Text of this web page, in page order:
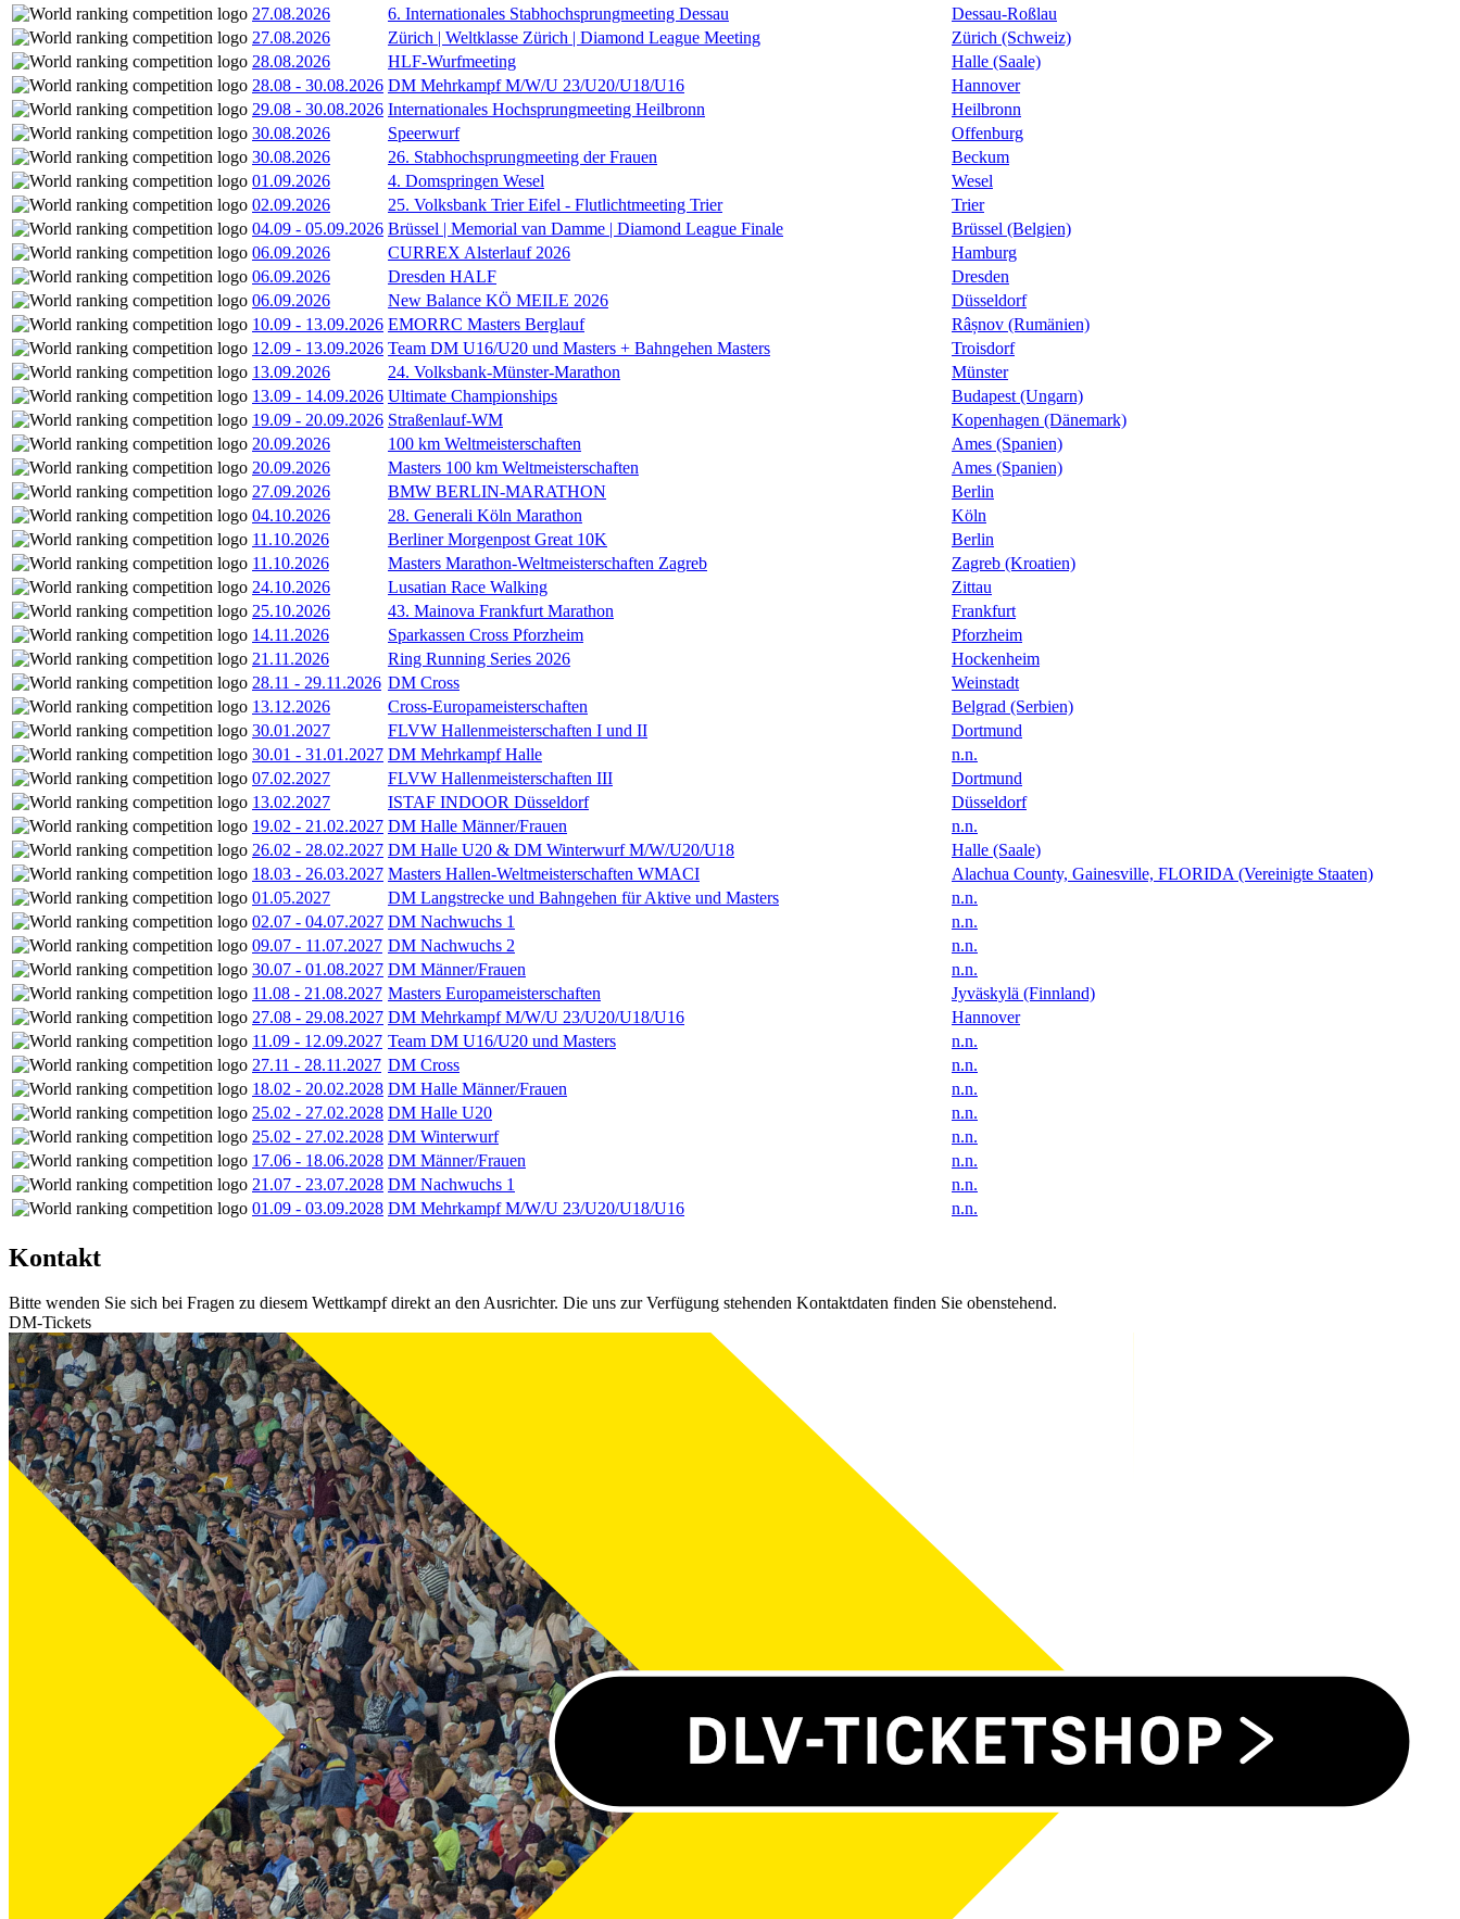
27.08.2026
6. Internationales Stabhochsprungmeeting Dessau
Dessau-Roßlau
27.08.2026
Zürich | Weltklasse Zürich | Diamond League Meeting
Zürich (Schweiz)
28.08.2026
HLF-Wurfmeeting
Halle (Saale)
28.08 - 30.08.2026 DM Mehrkampf M/W/U 23/U20/U18/U16
Hannover
29.08 - 30.08.2026 Internationales Hochsprungmeeting Heilbronn
Heilbronn
30.08.2026
Speerwurf
Offenburg
30.08.2026
26. Stabhochsprungmeeting der Frauen
Beckum
01.09.2026
4. Domspringen Wesel
Wesel
02.09.2026
25. Volksbank Trier Eifel - Flutlichtmeeting Trier
Trier
04.09 - 05.09.2026 Brüssel | Memorial van Damme | Diamond League Finale
Brüssel (Belgien)
06.09.2026
CURREX Alsterlauf 2026
Hamburg
06.09.2026
Dresden HALF
Dresden
06.09.2026
New Balance KÖ MEILE 2026
Düsseldorf
10.09 - 13.09.2026 EMORRC Masters Berglauf
Râșnov (Rumänien)
12.09 - 13.09.2026 Team DM U16/U20 und Masters + Bahngehen Masters
Troisdorf
13.09.2026
24. Volksbank-Münster-Marathon
Münster
13.09 - 14.09.2026 Ultimate Championships
Budapest (Ungarn)
19.09 - 20.09.2026 Straßenlauf-WM
Kopenhagen (Dänemark)
20.09.2026
100 km Weltmeisterschaften
Ames (Spanien)
20.09.2026
Masters 100 km Weltmeisterschaften
Ames (Spanien)
27.09.2026
BMW BERLIN-MARATHON
Berlin
04.10.2026
28. Generali Köln Marathon
Köln
11.10.2026
Berliner Morgenpost Great 10K
Berlin
11.10.2026
Masters Marathon-Weltmeisterschaften Zagreb
Zagreb (Kroatien)
24.10.2026
Lusatian Race Walking
Zittau
25.10.2026
43. Mainova Frankfurt Marathon
Frankfurt
14.11.2026
Sparkassen Cross Pforzheim
Pforzheim
21.11.2026
Ring Running Series 2026
Hockenheim
28.11 - 29.11.2026 DM Cross
Weinstadt
13.12.2026
Cross-Europameisterschaften
Belgrad (Serbien)
30.01.2027
FLVW Hallenmeisterschaften I und II
Dortmund
30.01 - 31.01.2027 DM Mehrkampf Halle
n.n.
07.02.2027
FLVW Hallenmeisterschaften III
Dortmund
13.02.2027
ISTAF INDOOR Düsseldorf
Düsseldorf
19.02 - 21.02.2027 DM Halle Männer/Frauen
n.n.
26.02 - 28.02.2027 DM Halle U20 & DM Winterwurf M/W/U20/U18
Halle (Saale)
18.03 - 26.03.2027 Masters Hallen-Weltmeisterschaften WMACI
Alachua County, Gainesville, FLORIDA (Vereinigte Staaten)
01.05.2027
DM Langstrecke und Bahngehen für Aktive und Masters
n.n.
02.07 - 04.07.2027 DM Nachwuchs 1
n.n.
09.07 - 11.07.2027 DM Nachwuchs 2
n.n.
30.07 - 01.08.2027 DM Männer/Frauen
n.n.
11.08 - 21.08.2027 Masters Europameisterschaften
Jyväskylä (Finnland)
27.08 - 29.08.2027 DM Mehrkampf M/W/U 23/U20/U18/U16
Hannover
11.09 - 12.09.2027 Team DM U16/U20 und Masters
n.n.
27.11 - 28.11.2027 DM Cross
n.n.
18.02 - 20.02.2028 DM Halle Männer/Frauen
n.n.
25.02 - 27.02.2028 DM Halle U20
n.n.
25.02 - 27.02.2028 DM Winterwurf
n.n.
17.06 - 18.06.2028 DM Männer/Frauen
n.n.
21.07 - 23.07.2028 DM Nachwuchs 1
n.n.
01.09 - 03.09.2028 DM Mehrkampf M/W/U 23/U20/U18/U16 n.n.
Kontakt
Bitte wenden Sie sich bei Fragen zu diesem Wettkampf direkt an den Ausrichter. Die uns zur Verfügung stehenden Kontaktdaten finden Sie obenstehend.
DM-Tickets